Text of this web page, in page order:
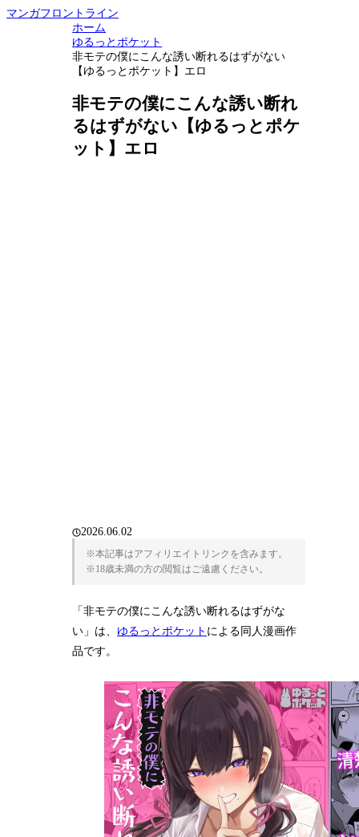
マンガフロントライン
ホーム
ゆるっとポケット
非モテの僕にこんな誘い断れるはずがない
【ゆるっとポケット】エロ
非モテの僕にこんな誘い断れ
るはずがない【ゆるっとポケ
ット】エロ
2026.06.02
※本記事はアフィリエイトリンクを含みます。
※18歳未満の方の閲覧はご遠慮ください。
「非モテの僕にこんな誘い断れるはずがな
い」は、 ゆるっとポケット による同人漫画作
品です。